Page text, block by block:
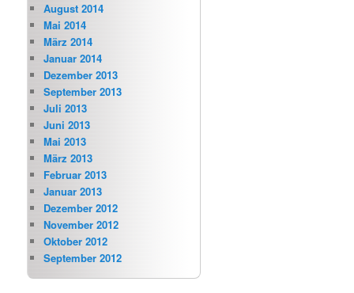
August 2014
Mai 2014
März 2014
Januar 2014
Dezember 2013
September 2013
Juli 2013
Juni 2013
Mai 2013
März 2013
Februar 2013
Januar 2013
Dezember 2012
November 2012
Oktober 2012
September 2012